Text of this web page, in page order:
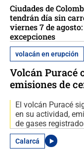
Ciudades de
tendrán día sin
viernes 7 de
excepciones
volacán en erupción
Volcán Puracé
emisiones de
El volcán Puracé
en su actividad,
de gases
Calarcá